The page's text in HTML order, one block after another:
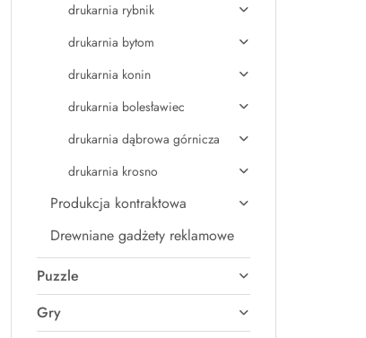
drukarnia rybnik
drukarnia bytom
drukarnia konin
drukarnia bolesławiec
drukarnia dąbrowa górnicza
drukarnia krosno
Produkcja kontraktowa
Drewniane gadżety reklamowe
Puzzle
Gry